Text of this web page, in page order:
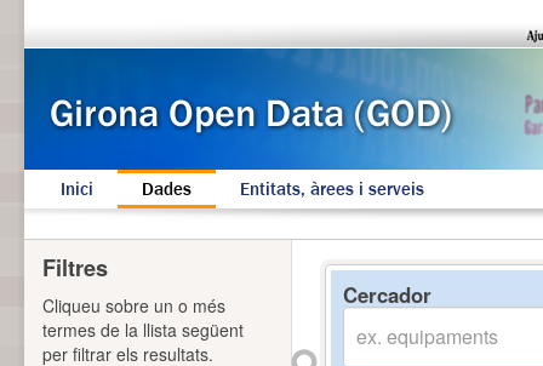
Inici Dades Entitats, àrees i serveis
Cercador
Filtres
Cliqueu sobre un o més
termes de la llista següent
per filtrar els resultats.